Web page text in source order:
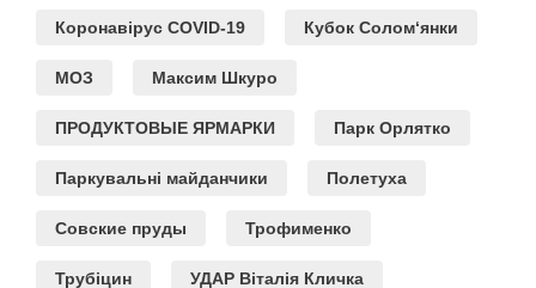
Коронавірус COVID-19 Кубок Солом‘янки
МОЗ Максим Шкуро
ПРОДУКТОВЫЕ ЯРМАРКИ Парк Орлятко
Паркувальні майданчики Полетуха
Совские пруды Трофименко
Трубіцин УДАР Віталія Кличка